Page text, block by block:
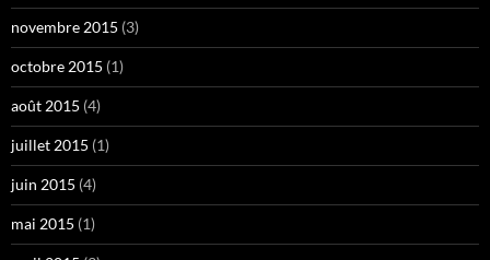
novembre 2015 (3)
octobre 2015 (1)
août 2015 (4)
juillet 2015 (1)
juin 2015 (4)
mai 2015 (1)